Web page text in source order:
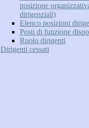
posizione
dirigenziali)
Elenco posizioni
Posti di funzione
Ruolo dirigenti
Dirigenti cessati